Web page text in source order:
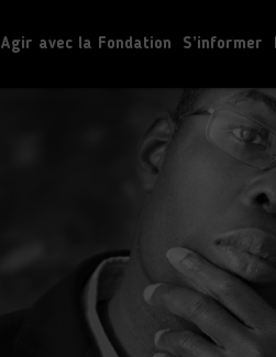
Agir avec la Fondation S’informer